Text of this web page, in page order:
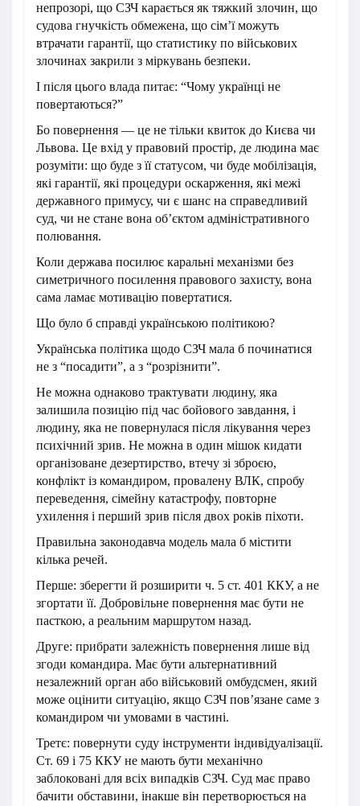
непрозорі, що СЗЧ карається як тяжкий злочин, що
судова гнучкість обмежена, що сім’ї можуть
втрачати гарантії, що статистику по військових
злочинах закрили з міркувань безпеки.
І після цього влада питає: “Чому українці не
повертаються?”
Бо повернення — це не тільки квиток до Києва чи
Львова. Це вхід у правовий простір, де людина має
розуміти: що буде з її статусом, чи буде мобілізація,
які гарантії, які процедури оскарження, які межі
державного примусу, чи є шанс на справедливий
суд, чи не стане вона об’єктом адміністративного
полювання.
Коли держава посилює каральні механізми без
симетричного посилення правового захисту, вона
сама ламає мотивацію повертатися.
Що було б справді українською політикою?
Українська політика щодо СЗЧ мала б починатися
не з “посадити”, а з “розрізнити”.
Не можна однаково трактувати людину, яка
залишила позицію під час бойового завдання, і
людину, яка не повернулася після лікування через
психічний зрив. Не можна в один мішок кидати
організоване дезертирство, втечу зі зброєю,
конфлікт із командиром, провалену ВЛК, спробу
переведення, сімейну катастрофу, повторне
ухилення і перший зрив після двох років піхоти.
Правильна законодавча модель мала б містити
кілька речей.
Перше: зберегти й розширити ч. 5 ст. 401 ККУ, а не
згортати її. Добровільне повернення має бути не
пасткою, а реальним маршрутом назад.
Друге: прибрати залежність повернення лише від
згоди командира. Має бути альтернативний
незалежний орган або військовий омбудсмен, який
може оцінити ситуацію, якщо СЗЧ пов’язане саме з
командиром чи умовами в частині.
Третє: повернути суду інструменти індивідуалізації.
Ст. 69 і 75 ККУ не мають бути механічно
заблоковані для всіх випадків СЗЧ. Суд має право
бачити обставини, інакше він перетворюється на